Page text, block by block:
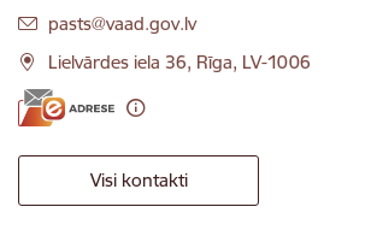
E-pasts:
pasts@vaad.gov.lv
Lielvārdes iela 36, Rīga, LV-1006
Visi kontakti